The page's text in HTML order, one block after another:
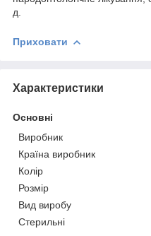
д.
Приховати
Характеристики
Основні
Виробник
Країна виробник
Колір
Розмір
Вид виробу
Стерильні